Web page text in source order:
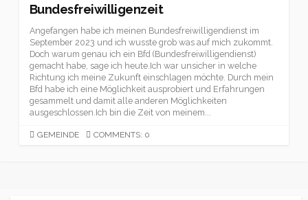
Bundesfreiwilligenzeit
Angefangen habe ich meinen Bundesfreiwilligendienst im
September 2023 und ich wusste grob was auf mich zukommt.
Doch warum genau ich ein Bfd (Bundesfreiwilligendienst)
gemacht habe, sage ich heute.Ich war unsicher in welche
Richtung ich meine Zukunft einschlagen möchte. Durch mein
Bfd habe ich eine Möglichkeit ausprobiert und Erfahrungen
gesammelt und damit alle anderen Möglichkeiten
ausgeschlossen.Ich bin die Zeit von meinem...
CATEGORIES
GEMEINDE COMMENTS: 0